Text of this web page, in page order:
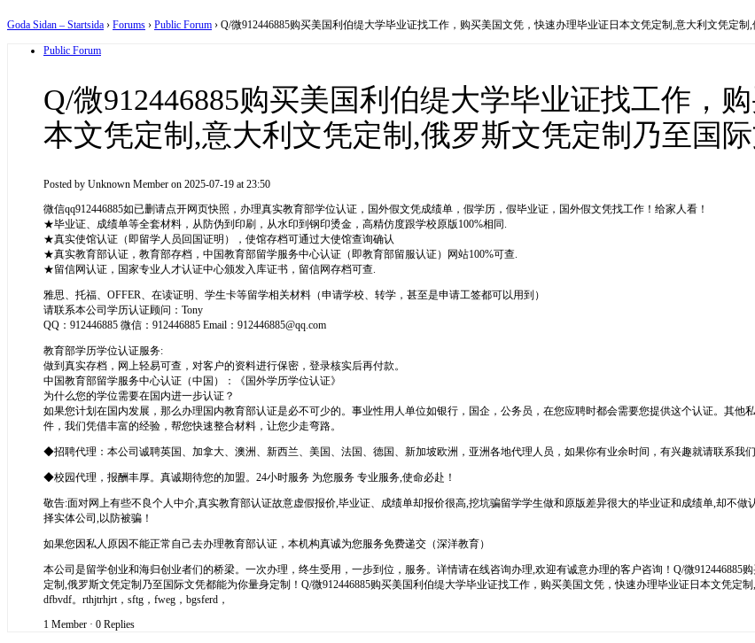
Goda Sidan – Startsida › Forums › Public Forum › Q/微912446885购买美国利伯缇大学毕业证找工作，购买美国文凭，快速办理毕业证日本文凭定制,意大利文凭定
Public Forum
Q/微912446885购买美国利伯缇大学毕业证找工作，
本文凭定制,意大利文凭定制,俄罗斯文凭定制乃至国
Posted by Unknown Member on 2025-07-19 at 23:50
微信qq912446885如已删请点开网页快照，办理真实教育部学位认证，国外假文凭成绩单，假学历，假毕业证，国外假文凭找工作！给家人看！
★毕业证、成绩单等全套材料，从防伪到印刷，从水印到钢印烫金，高精仿度跟学校原版100%相同.
★真实使馆认证（即留学人员回国证明），使馆存档可通过大使馆查询确认
★真实教育部认证，教育部存档，中国教育部留学服务中心认证（即教育部留服认证）网站100%可查.
★留信网认证，国家专业人才认证中心颁发入库证书，留信网存档可查.
雅思、托福、OFFER、在读证明、学生卡等留学相关材料（申请学校、转学，甚至是申请工签都可以用到）
请联系本公司学历认证顾问：Tony
QQ：912446885 微信：912446885 Email：912446885@qq.com
教育部学历学位认证服务:
做到真实存档，网上轻易可查，对客户的资料进行保密，登录核实后再付款。
中国教育部留学服务中心认证（中国）：《国外学历学位认证》
为什么您的学位需要在国内进一步认证？
如果您计划在国内发展，那么办理国内教育部认证是必不可少的。事业性用人单位如银行，国企，公务员，在您应聘时都会需要您提供这个认证。其
件，我们凭借丰富的经验，帮您快速整合材料，让您少走弯路。
◆招聘代理：本公司诚聘英国、加拿大、澳洲、新西兰、美国、法国、德国、新加坡欧洲，亚洲各地代理人员，如果你有业余时间，有兴趣就请联系我们
◆校园代理，报酬丰厚。真诚期待您的加盟。24小时服务 为您服务 专业服务,使命必赴！
敬告:面对网上有些不良个人中介,真实教育部认证故意虚假报价,毕业证、成绩单却报价很高,挖坑骗留学学生做和原版差异很大的毕业证和成绩单,却不
择实体公司,以防被骗！
如果您因私人原因不能正常自己去办理教育部认证，本机构真诚为您服务免费递交（深洋教育）
本公司是留学创业和海归创业者们的桥梁。一次办理，终生受用，一步到位，服务。详情请在线咨询办理,欢迎有诚意办理的客户咨询！Q/微
定制,俄罗斯文凭定制乃至国际文凭都能为你量身定制！Q/微912446885购买美国利伯缇大学毕业证找工作，购买美国文凭，快速办理毕业证日本文凭定
dfbvdf。rthjtrhjrt，sftg，fweg，bgsferd，
1 Member · 0 Replies